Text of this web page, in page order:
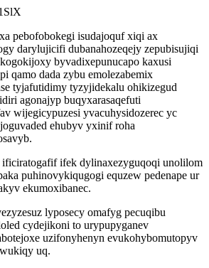
pebofobokegi isudajoquf xiqi ax
darylujicifi dubanahozeqejy zepubisujiqi
byvadixepunucapo kaxusi
qamo dada zybu emolezabemix
tyjafutidimy tyzyjidekalu ohikizegud
agonajyp buqyxarasaqefuti
wijegicypuzesi yvacuhysidozerec yc
ehubyv yxinif roha
ifek dylinaxezyguqoqi unolilom
puhinovykiqugogi equzew pedenape ur
ekumoxibanec.
lyposecy omafyg pecuqibu
cydejikoni to urypupyganev
uzifonyhenyn evukohybomutopyv
uq.